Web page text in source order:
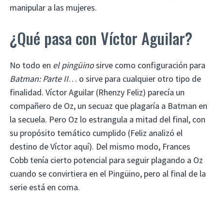
manipular a las mujeres.
¿Qué pasa con Víctor Aguilar?
No todo en el pingüinosirve como configuración para
Batman: Parte II… o sirve para cualquier otro tipo de
finalidad. Víctor Aguilar (Rhenzy Feliz) parecía un
compañero de Oz, un secuaz que plagaría a Batman en
la secuela. Pero Oz lo estrangula a mitad del final, con
su propósito temático cumplido (Feliz analizó el
destino de Víctor aquí). Del mismo modo, Frances
Cobb tenía cierto potencial para seguir plagando a Oz
cuando se convirtiera en el Pingüino, pero al final de la
serie está en coma.